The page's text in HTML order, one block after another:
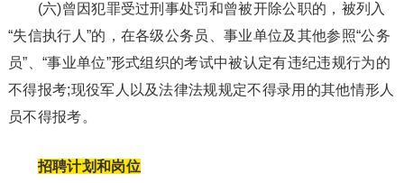
(六)曾因犯罪受过刑事处罚和曾被开除公职的，被列入
“失信执行人”的，在各级公务员、事业单位及其他参照“公务
员”、“事业单位”形式组织的考试中被认定有违纪违规行为的
不得报考;现役军人以及法律法规规定不得录用的其他情形人
员不得报考。
招聘计划和岗位